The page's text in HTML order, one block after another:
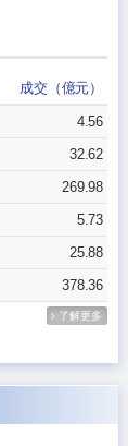
成交（億元）
4.56
32.62
269.98
5.73
25.88
378.36
了解更多